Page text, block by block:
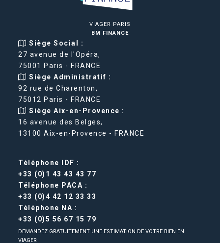
VIAGER PARIS
BM FINANCE
Siège Social :
27 avenue de l'Opéra,
75001 Paris - FRANCE
Siège Administratif :
92 rue de Charenton,
75012 Paris - FRANCE
Siège Aix-en-Provence :
16 avenue des Belges,
13100 Aix-en-Provence - FRANCE
Téléphone IDF :
+33 (0)1 43 43 43 77
Téléphone PACA :
+33 (0)4 42 12 33 33
Téléphone NA :
+33 (0)5 56 67 15 79
DEMANDEZ GRATUITEMENT UNE ESTIMATION DE VOTRE BIEN EN
VIAGER